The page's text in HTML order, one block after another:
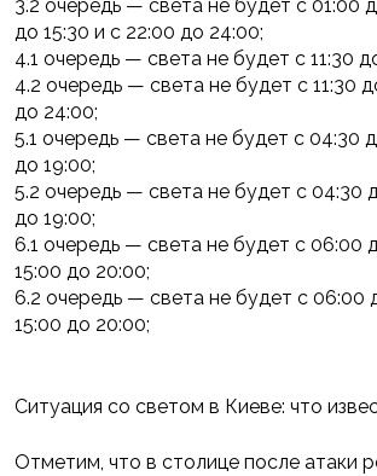
3.2 очередь — света не будет с 01:00
до 15:30 и с 22:00 до 24:00;
4.1 очередь — света не будет с 11:30
4.2 очередь — света не будет с 11:30
до 24:00;
5.1 очередь — света не будет с 04:30
до 19:00;
5.2 очередь — света не будет с 04:30
до 19:00;
6.1 очередь — света не будет с 06:00
15:00 до 20:00;
6.2 очередь — света не будет с 06:00
15:00 до 20:00;
Ситуация со светом в Киеве: что
Отметим, что в столице после атаки